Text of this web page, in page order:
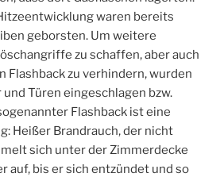
waren bereits
geborsten. Um weitere
zu schaffen, aber auch
Flashback zu verhindern, wurden
Türen eingeschlagen bzw.
Flashback ist eine
Heißer Brandrauch, der nicht
sich unter der Zimmerdecke
auf, bis er sich entzündet und so